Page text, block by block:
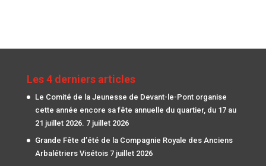
Les 4 derniers articles
Le Comité de la Jeunesse de Devant-le-Pont organise
cette année encore sa fête annuelle du quartier, du 17 au
21 juillet 2026. 7 juillet 2026
Grande Fête d’été de la Compagnie Royale des Anciens
Arbalétriers Visétois 7 juillet 2026